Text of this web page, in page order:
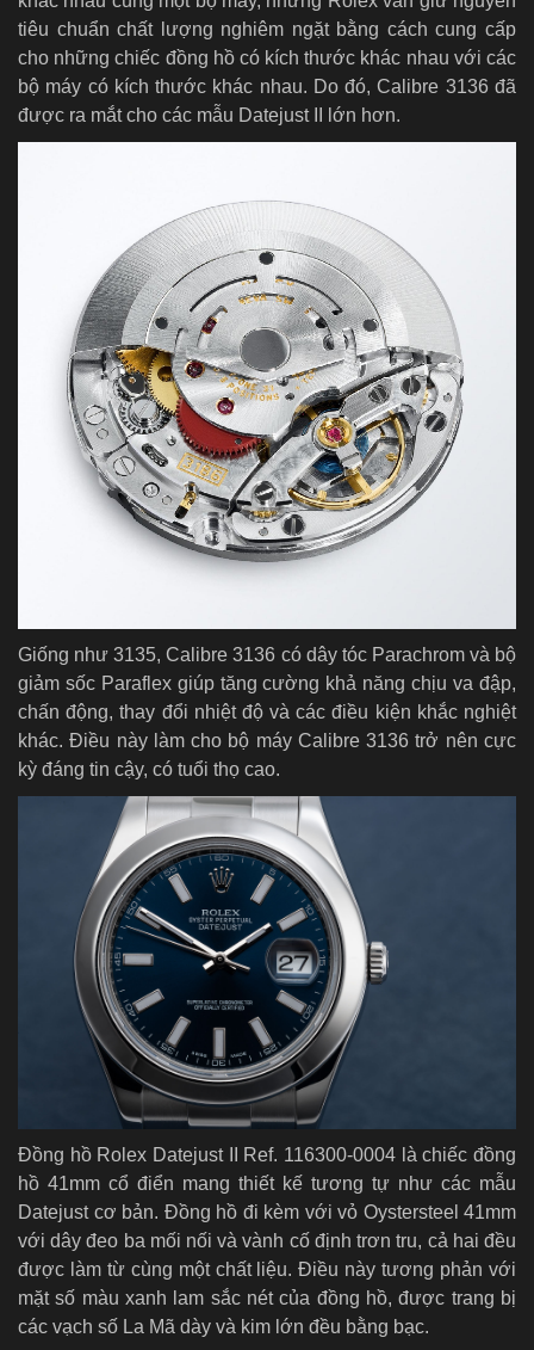
tiêu chuẩn chất lượng nghiêm ngặt bằng cách cung cấp
cho những chiếc đồng hồ có kích thước khác nhau với các
bộ máy có kích thước khác nhau. Do đó, Calibre 3136 đã
được ra mắt cho các mẫu Datejust II lớn hơn.
Giống như 3135, Calibre 3136 có dây tóc Parachrom và bộ
giảm sốc Paraflex giúp tăng cường khả năng chịu va đập,
chấn động, thay đổi nhiệt độ và các điều kiện khắc nghiệt
khác. Điều này làm cho bộ máy Calibre 3136 trở nên cực
kỳ đáng tin cậy, có tuổi thọ cao.
Đồng hồ Rolex Datejust II Ref. 116300-0004 là chiếc đồng
hồ 41mm cổ điển mang thiết kế tương tự như các mẫu
Datejust cơ bản. Đồng hồ đi kèm với vỏ Oystersteel 41mm
với dây đeo ba mối nối và vành cố định trơn tru, cả hai đều
được làm từ cùng một chất liệu. Điều này tương phản với
mặt số màu xanh lam sắc nét của đồng hồ, được trang bị
các vạch số La Mã dày và kim lớn đều bằng bạc.